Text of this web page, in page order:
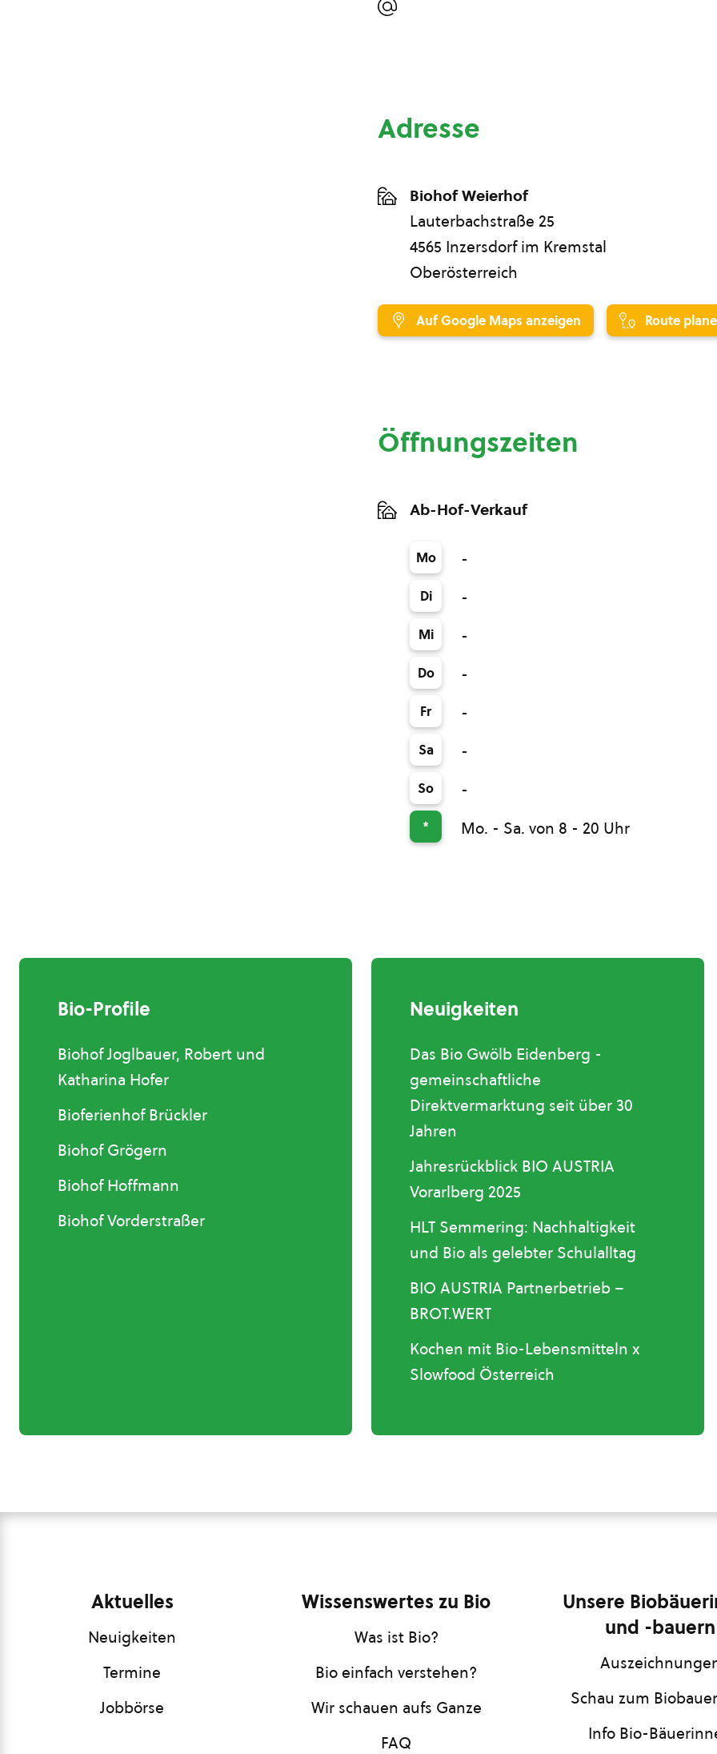
Adresse
Biohof Weierhof
Lauterbachstraße 25
4565 Inzersdorf im Kremstal
Oberösterreich
Auf Google Maps anzeigen Route
Öffnungszeiten
Ab-Hof-Verkauf
Mo -
Di -
Mi -
Do -
Fr -
Sa -
So -
* Mo. - Sa. von 8 - 20 Uhr
Bio-Profile
Biohof Joglbauer, Robert und
Katharina Hofer
Bioferienhof Brückler
Biohof Grögern
Biohof Hoffmann
Biohof Vorderstraßer
Neuigkeiten
Das Bio Gwölb Eidenberg -
gemeinschaftliche
Direktvermarktung seit über 30
Jahren
Jahresrückblick BIO AUSTRIA
Vorarlberg 2025
HLT Semmering: Nachhaltigkeit
und Bio als gelebter Schulalltag
BIO AUSTRIA Partnerbetrieb –
BROT.WERT
Kochen mit Bio-Lebensmitteln x
Slowfood Österreich
Aktuelles
Neuigkeiten
Termine
Jobbörse
Wissenswertes zu Bio
Was ist Bio?
Bio einfach verstehen?
Wir schauen aufs Ganze
FAQ
Unsere
und -bauern
Schau zum
Info Bio-